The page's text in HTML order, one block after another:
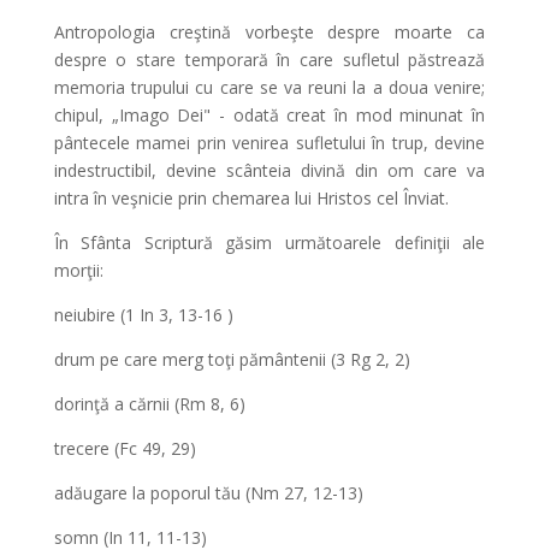
Antropologia creştină vorbeşte despre moarte ca
despre o stare temporară în care sufletul păstrează
memoria trupului cu care se va reuni la a doua venire;
chipul, „Imago Dei" - odată creat în mod minunat în
pântecele mamei prin venirea sufletului în trup, devine
indestructibil, devine scânteia divină din om care va
intra în veşnicie prin chemarea lui Hristos cel Înviat.
În Sfânta Scriptură găsim următoarele definiţii ale
morţii:
neiubire (1 In 3, 13-16 )
drum pe care merg toţi pământenii (3 Rg 2, 2)
dorinţă a cărnii (Rm 8, 6)
trecere (Fc 49, 29)
adăugare la poporul tău (Nm 27, 12-13)
somn (In 11, 11-13)